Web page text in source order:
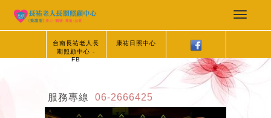
台南長祐老人長
期照顧中心 -
FB
康祐日照中心
服務專線 06-2666425